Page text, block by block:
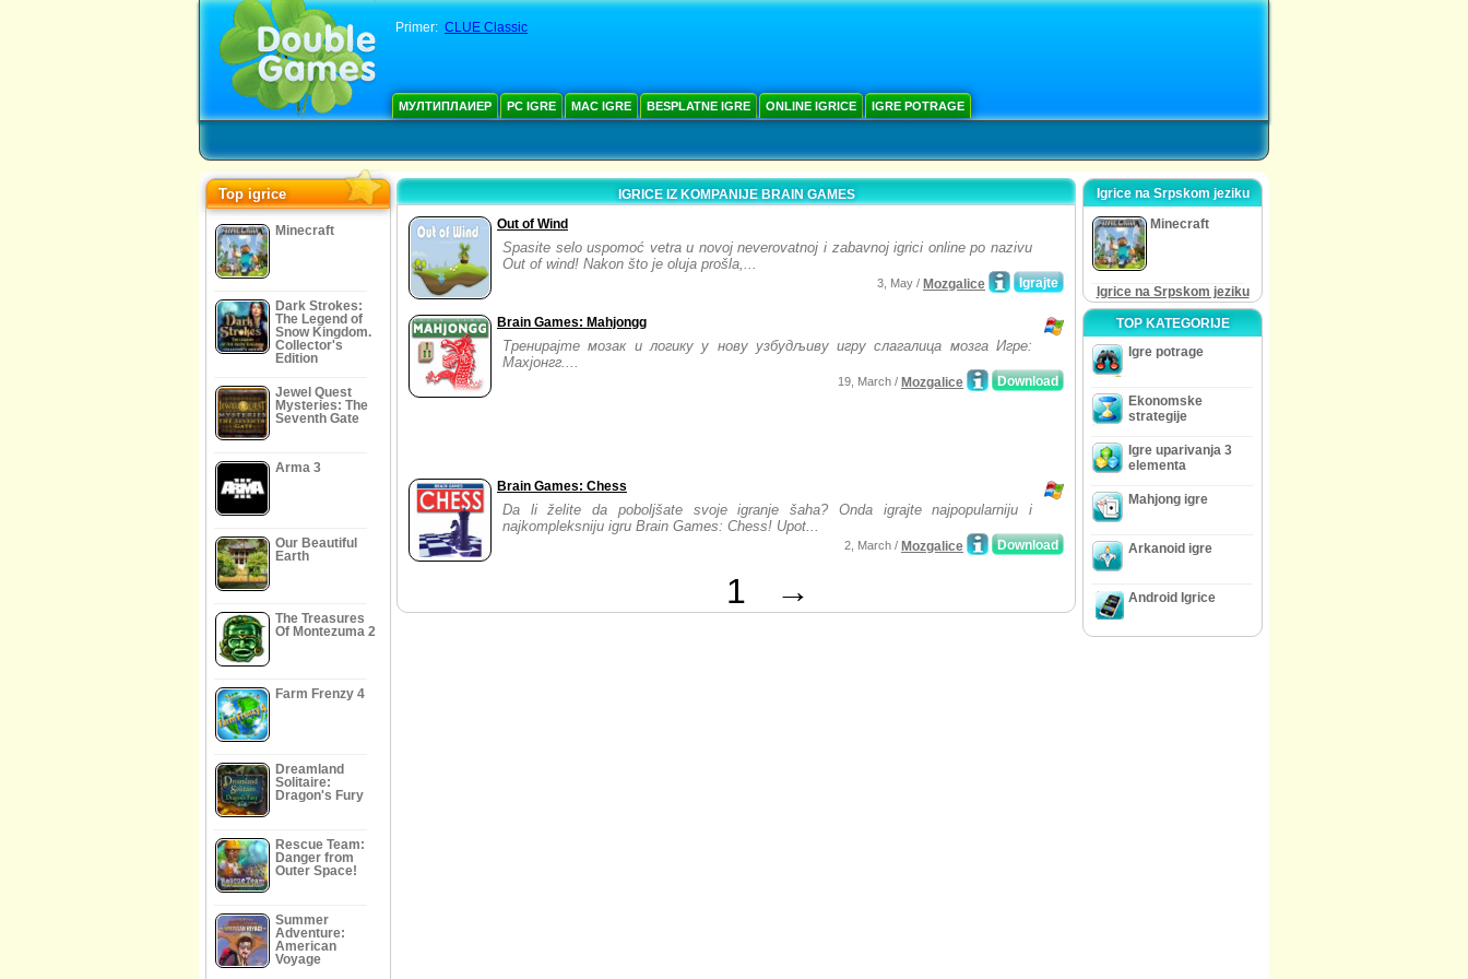
Primer: CLUE Classic
МУЛТИПЛАИЕР PC IGRE MAC IGRE BESPLATNE IGRE ONLINE IGRICE IGRE POTRAGE
Top igrice
Minecraft
Dark Strokes:
The Legend of
Snow Kingdom.
Collector's
Edition
Jewel Quest
Mysteries: The
Seventh Gate
Arma 3
Our Beautiful
Earth
The Treasures
Of Montezuma 2
Farm Frenzy 4
Dreamland
Solitaire:
Dragon's Fury
Rescue Team:
Danger from
Outer Space!
Summer
Adventure:
American
Voyage
IGRICE IZ KOMPANIJE BRAIN GAMES
Out of Wind
Spasite selo uspomoć vetra u novoj neverovatnoj i zabavnoj igrici online po nazivu
Out of wind! Nakon što je oluja prošla,...
Igrajte
3, May / Mozgalice
Brain Games: Mahjongg
Тренирајте мозак и логику у нову узбудљиву игру слагалица мозга Игре:
Махјонгг....
Download
19, March / Mozgalice
Brain Games: Chess
Da li želite da poboljšate svoje igranje šaha? Onda igrajte najpopularniju i
najkompleksniju igru Brain Games: Chess! Upot...
Download
2, March / Mozgalice
1 →
Igrice na Srpskom jeziku
Minecraft
Igrice na Srpskom jeziku
TOP KATEGORIJE
Igre potrage
Ekonomske
strategije
Igre uparivanja 3
elementa
Mahjong igre
Arkanoid igre
Android Igrice